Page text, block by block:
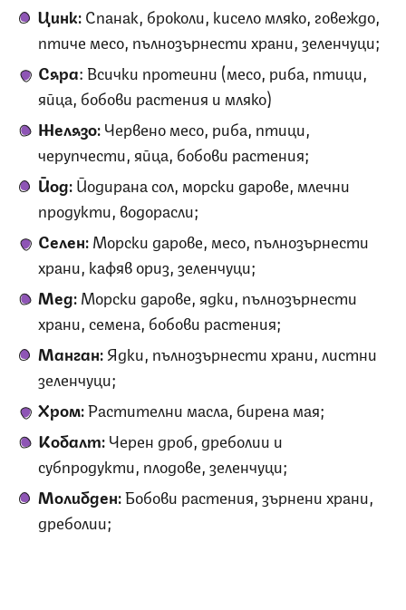
Цинк:Спанак, броколи, кисело мляко, говеждо,
птиче месо, пълнозърнести храни, зеленчуци;
Сяра: Всички протеини (месо, риба, птици,
яйца, бобови растения и мляко)
Желязо:Червено месо, риба, птици,
черупчести, яйца, бобови растения;
Йод:Йодирана сол, морски дарове, млечни
продукти, водорасли;
Селен:Морски дарове, месо, пълнозърнести
храни, кафяв ориз, зеленчуци;
Мед:Морски дарове, ядки, пълнозърнести
храни, семена, бобови растения;
Манган:Ядки, пълнозърнести храни, листни
зеленчуци;
Хром:Растителни масла, бирена мая;
Кобалт:Черен дроб, дреболии и
субпродукти, плодове, зеленчуци;
Молибден:Бобови растения, зърнени храни,
дреболии;